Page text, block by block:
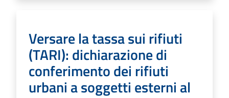
Versare la tassa sui rifiuti
(TARI): dichiarazione di
conferimento dei rifiuti
urbani a soggetti esterni al